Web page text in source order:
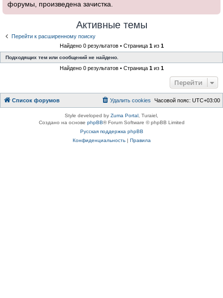
форумы, произведена зачистка.
Активные темы
Перейти к расширенному поиску
Найдено 0 результатов • Страница 1из 1
Подходящих тем или сообщений не найдено.
Найдено 0 результатов • Страница 1из 1
Перейти
Список форумов Часовой пояс: UTC+03:00
Удалить cookies
Style developed by Zuma Portal , Turaiel,
Создано на основе phpBB® Forum Software © phpBB Limited
Русская поддержка phpBB
Конфиденциальность| Правила